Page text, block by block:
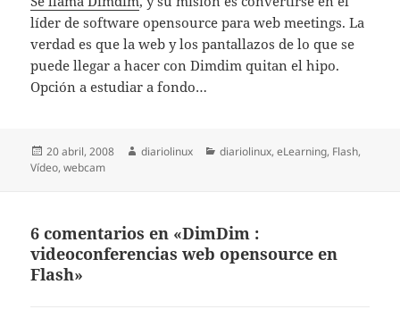
líder de software opensource para web meetings. La
verdad es que la web y los pantallazos de lo que se
puede llegar a hacer con Dimdim quitan el hipo.
Opción a estudiar a fondo…
Publicado
el
20 abril, 2008 Autor
diariolinux Categorías
diariolinux,eLearning, Flash,
Vídeo,webcam
6 comentarios en «DimDim :
videoconferencias web opensource en
Flash»